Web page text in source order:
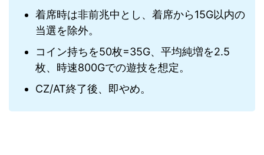
着席時は非前兆中とし、着席から15G以内の
当選を除外。
コイン持ちを50枚=35G、平均純増を2.5
枚、時速800Gでの遊技を想定。
CZ/AT終了後、即やめ。